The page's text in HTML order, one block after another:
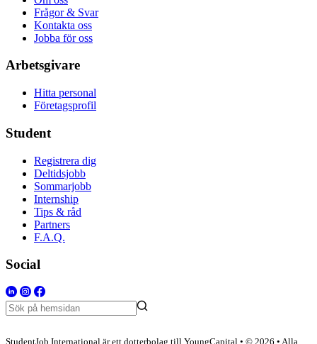
Frågor & Svar
Kontakta oss
Jobba för oss
Arbetsgivare
Hitta personal
Företagsprofil
Student
Registrera dig
Deltidsjobb
Sommarjobb
Internship
Tips & råd
Partners
F.A.Q.
Social
StudentJob International är ett dotterbolag till YoungCapital • © 2026 • Alla